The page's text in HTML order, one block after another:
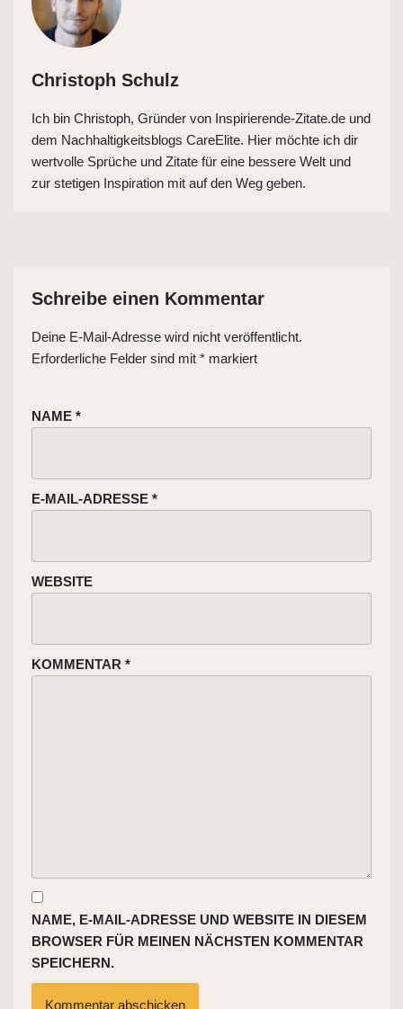
Christoph Schulz
Ich bin Christoph, Gründer von Inspirierende-Zitate.de und
dem Nachhaltigkeitsblogs CareElite. Hier möchte ich dir
wertvolle Sprüche und Zitate für eine bessere Welt und
zur stetigen Inspiration mit auf den Weg geben.
Schreibe einen Kommentar
Deine E-Mail-Adresse wird nicht veröffentlicht.
Erforderliche Felder sind mit * markiert
NAME *
E-MAIL-ADRESSE *
WEBSITE
KOMMENTAR *
NAME, E-MAIL-ADRESSE UND WEBSITE IN DIESEM
BROWSER FÜR MEINEN NÄCHSTEN KOMMENTAR
SPEICHERN.